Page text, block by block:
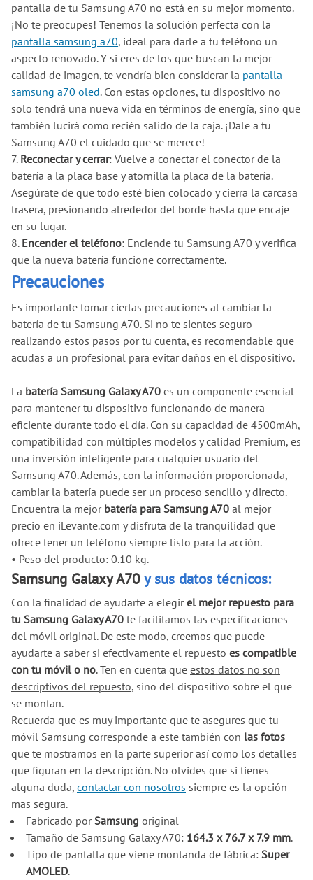
pantalla de tu Samsung A70 no está en su mejor momento.
¡No te preocupes! Tenemos la solución perfecta con la
pantalla samsung a70, ideal para darle a tu teléfono un
aspecto renovado. Y si eres de los que buscan la mejor
calidad de imagen, te vendría bien considerar la pantalla
samsung a70 oled. Con estas opciones, tu dispositivo no
solo tendrá una nueva vida en términos de energía, sino que
también lucirá como recién salido de la caja. ¡Dale a tu
Samsung A70 el cuidado que se merece!
7. Reconectar y cerrar: Vuelve a conectar el conector de la
batería a la placa base y atornilla la placa de la batería.
Asegúrate de que todo esté bien colocado y cierra la carcasa
trasera, presionando alrededor del borde hasta que encaje
en su lugar.
8. Encender el teléfono: Enciende tu Samsung A70 y verifica
que la nueva batería funcione correctamente.
Precauciones
Es importante tomar ciertas precauciones al cambiar la
batería de tu Samsung A70. Si no te sientes seguro
realizando estos pasos por tu cuenta, es recomendable que
acudas a un profesional para evitar daños en el dispositivo.
La batería Samsung Galaxy A70 es un componente esencial
para mantener tu dispositivo funcionando de manera
eficiente durante todo el día. Con su capacidad de 4500mAh,
compatibilidad con múltiples modelos y calidad Premium, es
una inversión inteligente para cualquier usuario del
Samsung A70. Además, con la información proporcionada,
cambiar la batería puede ser un proceso sencillo y directo.
Encuentra la mejor batería para Samsung A70 al mejor
precio en iLevante.com y disfruta de la tranquilidad que
ofrece tener un teléfono siempre listo para la acción.
• Peso del producto: 0.10 kg.
Samsung Galaxy A70y sus datos técnicos:
Con la finalidad de ayudarte a elegirel mejor repuesto para
tu Samsung Galaxy A70 te facilitamos las especificaciones
del móvil original. De este modo, creemos que puede
ayudarte a saber si efectivamente el repuesto es compatible
con tu móvil o no. Ten en cuenta que estos datos no son
descriptivos del repuesto, sino del dispositivo sobre el que
se montan.
Recuerda que es muy importante que te asegures que tu
móvil Samsung corresponde a este también con las fotos
que te mostramos en la parte superior así como los detalles
que figuran en la descripción. No olvides que si tienes
alguna duda, contactar con nosotros siempre es la opción
mas segura.
Fabricado porSamsung original
Tamaño de Samsung Galaxy A70: 164.3 x 76.7 x 7.9 mm.
Tipo de pantalla que viene montanda de fábrica: Super
AMOLED.